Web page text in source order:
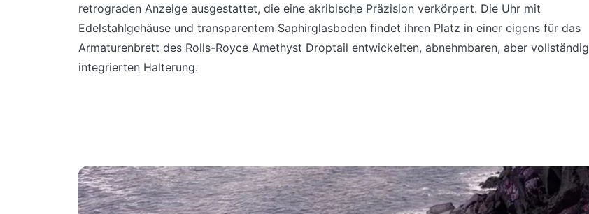
retrograden Anzeige ausgestattet, die eine akribische Präzision verkörpert. Die Uhr mit
Edelstahlgehäuse und transparentem Saphirglasboden findet ihren Platz in einer eigens für das
Armaturenbrett des Rolls-Royce Amethyst Droptail entwickelten, abnehmbaren, aber vollständig
integrierten Halterung.